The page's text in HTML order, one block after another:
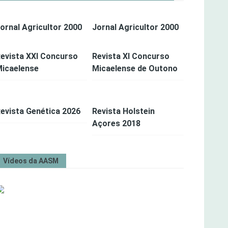
Agricultor 2000 Jornal Agricultor 2000
XXI Concurso
Revista XI Concurso
Micaelense de Outono
Genética 2026
Revista Holstein
Açores 2018
Vídeos da AASM